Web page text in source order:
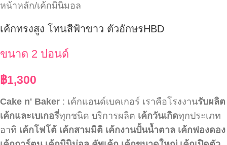
หน้าหลัก/เค้กมินิมอล
เค้กทรงสูง โทนสีฟ้าขาว ตัวอักษรHBD
ขนาด 2 ปอนด์
฿1,300
Cake n' Baker : เค้กแอนด์เบคเกอร์ เราคือโรงงานรับผลิต
เค้กและเบเกอรี่ทุกชนิด บริการผลิต เค้กวันเกิดทุกประเภท
อาทิ เค้กโฟโต้ เค้กสามมิติ เค้กงานปั้นน้ำตาล เค้กฟองดอง